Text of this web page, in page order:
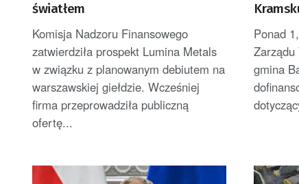
światłem
Komisja Nadzoru Finansowego
zatwierdziła prospekt Lumina Metals
w związku z planowanym debiutem na
warszawskiej giełdzie. Wcześniej
firma przeprowadziła publiczną
ofertę...
Ponad
Zarządu
gmina